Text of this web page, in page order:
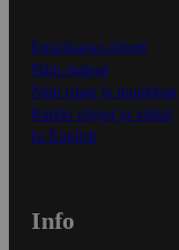
Ensitilaajan ohjeet
Näin maksat
Näin tilaat ja muokkaat
Kaikki ohjeet ja vinkit
In English
Info